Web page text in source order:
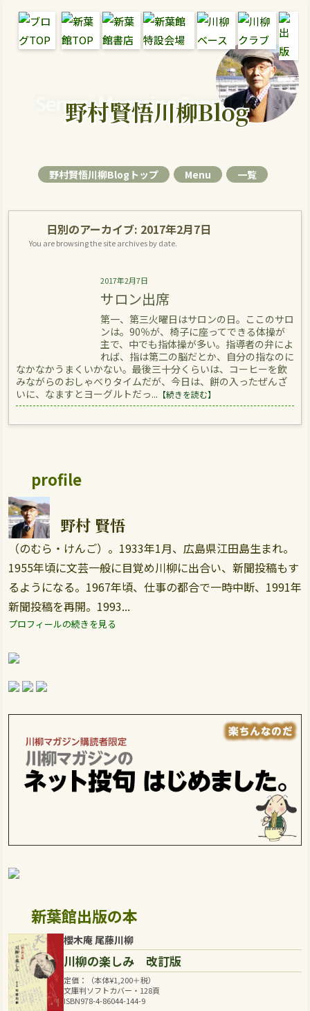
Senryu Magazine Senryu Blog
野村賢悟川柳Blog
野村賢悟川柳Blogトップ Menu 一覧
日別のアーカイブ: 2017年2月7日
You are browsing the site archives by date.
2017年2月7日
サロン出席
第一、第三火曜日はサロンの日。ここのサロ
ンは。90％が、椅子に座ってできる体操が
主で、中でも指体操が多い。指導者の弁によ
れば、指は第二の脳だとか、自分の指なのに
なかなかうまくいかない。最後三十分くらいは、コーヒーを飲
みながらのおしゃべりタイムだが、今日は、餅の入ったぜんざ
いに、なますとヨーグルトだっ... 【続きを読む】
profile
野村 賢悟
（のむら・けんご）。1933年1月、広島県江田島生まれ。
1955年頃に文芸一般に目覚め川柳に出合い、新聞投稿もす
るようになる。1967年頃、仕事の都合で一時中断、1991年
新聞投稿を再開。1993...
プロフィールの続きを見る
新葉館出版の本
櫻木庵 尾藤川柳
川柳の楽しみ 改訂版
定価：（本体¥1,200＋税）
文庫判ソフトカバー・128頁
ISBN978-4-86044-144-9